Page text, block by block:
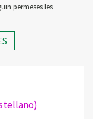
permeses les